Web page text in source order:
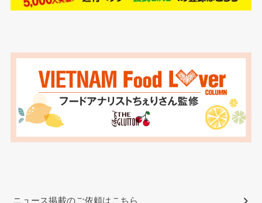
ニュース掲載のご依頼はこちら